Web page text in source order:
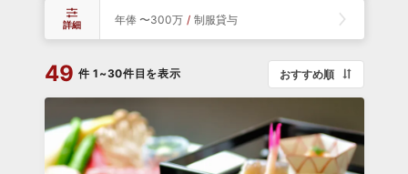
詳細 年俸 〜300万 / 制服貸与
49 件 1~30件目を表示 おすすめ順